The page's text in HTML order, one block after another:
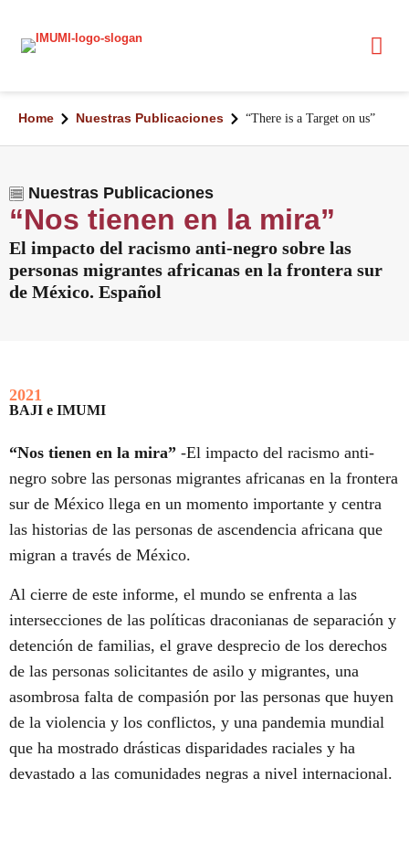
Home Nuestras Publicaciones “There is a Target on us”
Nuestras Publicaciones
“Nos tienen en la mira”
El impacto del racismo anti-negro sobre las
personas migrantes africanas en la frontera sur
de México. Español
2021
BAJI e IMUMI
“Nos tienen en la mira” -El impacto del racismo anti-
negro sobre las personas migrantes africanas en la frontera
sur de México llega en un momento importante y centra
las historias de las personas de ascendencia africana que
migran a través de México.
Al cierre de este informe, el mundo se enfrenta a las
intersecciones de las políticas draconianas de separación y
detención de familias, el grave desprecio de los derechos
de las personas solicitantes de asilo y migrantes, una
asombrosa falta de compasión por las personas que huyen
de la violencia y los conflictos, y una pandemia mundial
que ha mostrado drásticas disparidades raciales y ha
devastado a las comunidades negras a nivel internacional.